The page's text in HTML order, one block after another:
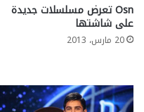
Osn تعرض مسلسلات جديدة
على شاشتها
20 مارس، 2013